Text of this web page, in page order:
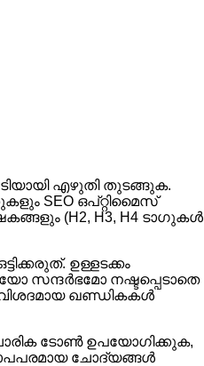
എഴുതി തുടങ്ങുക.
SEO ഒപ്റ്റിമൈസ്
(H2, H3, H4 ടാഗുകൾ
ഉള്ളടക്കം
സന്ദർഭമോ നഷ്ടപ്പെടാതെ
വിശദമായ ഖണ്ഡികകൾ
ടോൺ ഉപയോഗിക്കുക,
ചോദ്യങ്ങൾ